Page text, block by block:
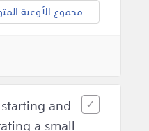
مجموع الأوعية
and
a small